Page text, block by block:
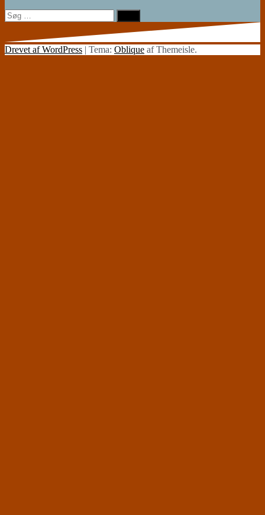
Søg
efter:
Drevet af WordPress | Tema: Oblique af Themeisle.